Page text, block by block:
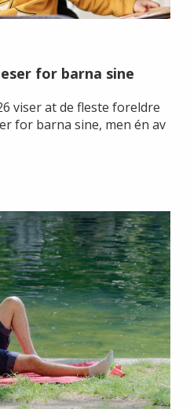
for barna sine
viser at de fleste foreldre
for barna sine, men én av